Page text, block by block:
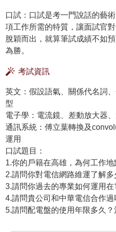
口試：口試是考一門說話的藝
項工作所需的特質，讓面試官
脫穎而出，就算筆試成績不如
為勝。
考試資訊
英文：假設語氣、關係代名詞
型
電子學：電流鏡、差動放大器
通訊系統：傅立葉轉換及
運用
口試題目：
1.你的戶籍在高雄，為何工作地
2.請問你對電信網路維運了解多
3.請問你過去的專業如何運用在
4.請問貴公司和中華電信合作過
5.請問配電盤的使用年限多久？